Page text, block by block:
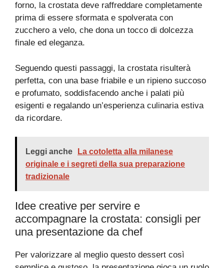
forno, la crostata deve raffreddare completamente
prima di essere sformata e spolverata con
zucchero a velo, che dona un tocco di dolcezza
finale ed eleganza.
Seguendo questi passaggi, la crostata risulterà
perfetta, con una base friabile e un ripieno succoso
e profumato, soddisfacendo anche i palati più
esigenti e regalando un’esperienza culinaria estiva
da ricordare.
Leggi anche
La cotoletta alla milanese
originale e i segreti della sua preparazione
tradizionale
Idee creative per servire e
accompagnare la crostata: consigli per
una presentazione da chef
Per valorizzare al meglio questo dessert così